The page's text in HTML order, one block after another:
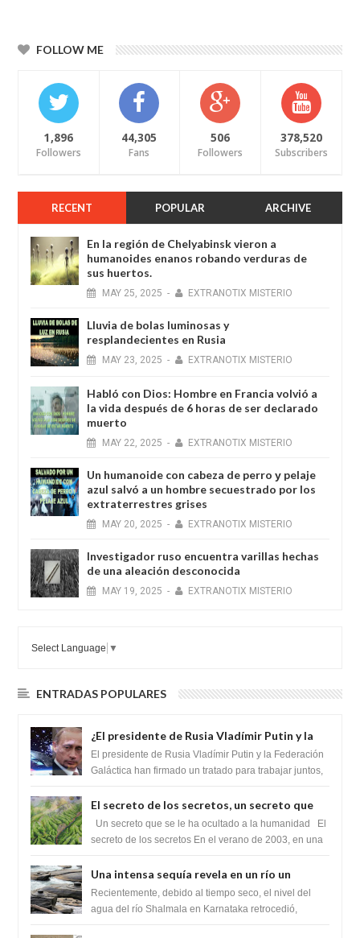
FOLLOW ME
1,896
Followers
44,305
Fans
506
Followers
378,520
Subscribers
RECENT POPULAR ARCHIVE
En la región de Chelyabinsk vieron a
humanoides enanos robando verduras de
sus huertos.
MAY 25, 2025 - EXTRANOTIX MISTERIO
Lluvia de bolas luminosas y
resplandecientes en Rusia
MAY 23, 2025 - EXTRANOTIX MISTERIO
Habló con Dios: Hombre en Francia volvió a
la vida después de 6 horas de ser declarado
muerto
MAY 22, 2025 - EXTRANOTIX MISTERIO
Un humanoide con cabeza de perro у pelaje
azul salvó a un hombre secuestrado por los
extraterrestres grises
MAY 20, 2025 - EXTRANOTIX MISTERIO
Investigador ruso encuentra varillas hechas
de una aleación desconocida
MAY 19, 2025 - EXTRANOTIX MISTERIO
Select Language ▼
ENTRADAS POPULARES
¿El presidente de Rusia Vladímir Putin y la
Federación Galactica han firmado un
tratado para acabar con los Sionistas?
El presidente de Rusia Vladímir Putin y la Federación
Galáctica han firmado un tratado para trabajar juntos,
El secreto de los secretos, un secreto que
cambiaría por completo el destino de la
humanidad
Un secreto que se le ha ocultado a la humanidad El
secreto de los secretos En el verano de 2003, en una
Una intensa sequía revela en un río un
impresionante hallazgo de miles de Shiva
Lingas
Recientemente, debido al tiempo seco, el nivel del
agua del río Shalmala en Karnataka retrocedió,